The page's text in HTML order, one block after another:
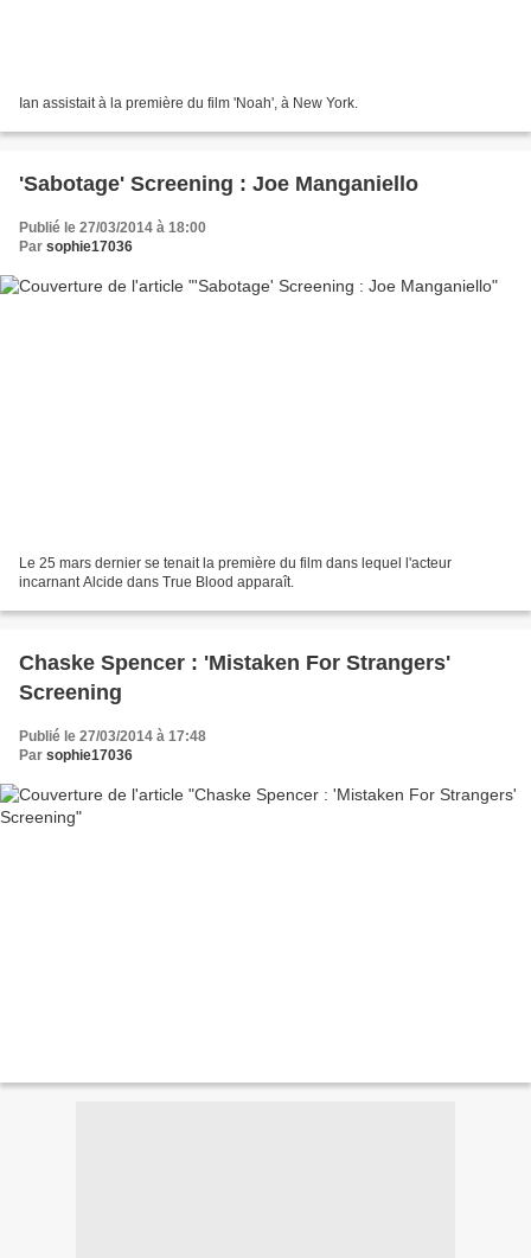
Ian assistait à la première du film 'Noah', à New York.
'Sabotage' Screening : Joe Manganiello
Publié le 27/03/2014 à 18:00
Par sophie17036
Le 25 mars dernier se tenait la première du film dans lequel l'acteur
incarnant Alcide dans True Blood apparaît.
Chaske Spencer : 'Mistaken For Strangers'
Screening
Publié le 27/03/2014 à 17:48
Par sophie17036